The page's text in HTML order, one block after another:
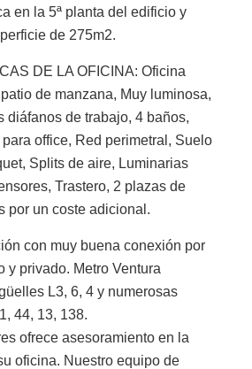
en la 5ª planta del edificio y
de 275m2.
DE LA OFICINA: Oficina
de manzana, Muy luminosa,
diáfanos de trabajo, 4 baños,
office, Red perimetral, Suelo
Splits de aire, Luminarias
Trastero, 2 plazas de
por un coste adicional.
con muy buena conexión por
y privado. Metro Ventura
L3, 6, 4 y numerosas
44, 13, 138.
ofrece asesoramiento en la
oficina. Nuestro equipo de